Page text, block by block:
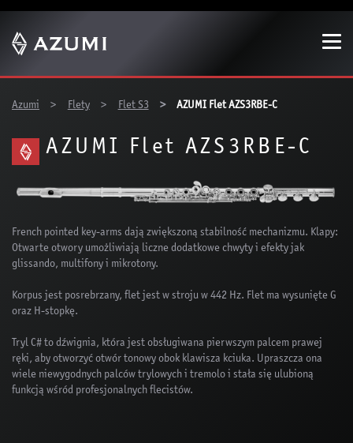
Azumi
Flety Flet S3 AZUMI Flet AZS3RBE-C
AZUMI Flet AZS3RBE-C
French pointed key-arms dają zwiększoną stabilność mechanizmu. Klapy:
Otwarte otwory umożliwiają liczne dodatkowe chwyty i efekty jak
glissando, multifony i mikrotony.
Korpus jest posrebrzany, flet jest w stroju w 442 Hz. Flet ma wysunięte G
oraz H-stopkę.
Tryl C# to dźwignia, która jest obsługiwana pierwszym palcem prawej
ręki, aby otworzyć otwór tonowy obok klawisza kciuka. Upraszcza ona
wiele niewygodnych palców trylowych i tremolo i stała się ulubioną
funkcją wśród profesjonalnych flecistów.